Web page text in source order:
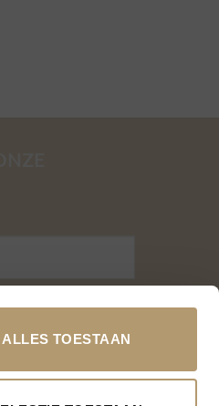
ALLES TOESTAAN